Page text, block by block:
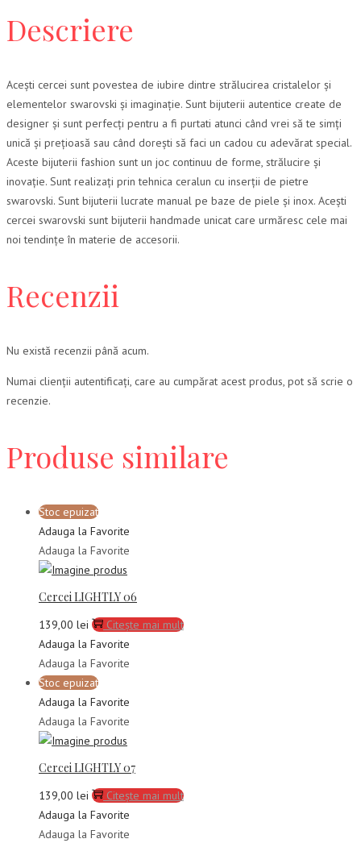
Descriere
Acești cercei sunt povestea de iubire dintre strălucirea cristalelor și
elementelor swarovski și imaginație. Sunt bijuterii autentice create de
designer și sunt perfecți pentru a fi purtati atunci când vrei să te simți
unică și prețioasă sau când dorești să faci un cadou cu adevărat special.
Aceste bijuterii fashion sunt un joc continuu de forme, strălucire și
inovație. Sunt realizați prin tehnica ceralun cu inserții de pietre
swarovski. Sunt bijuterii lucrate manual pe baze de piele și inox. Acești
cercei swarovski sunt bijuterii handmade unicat care urmăresc cele mai
noi tendințe în materie de accesorii.
Recenzii
Nu există recenzii până acum.
Numai clienții autentificați, care au cumpărat acest produs, pot să scrie o
recenzie.
Produse similare
Stoc epuizat
Adauga la Favorite
Adauga la Favorite
Cercei LIGHTLY 06
139,00 lei
Citește mai mult
Adauga la Favorite
Adauga la Favorite
Stoc epuizat
Adauga la Favorite
Adauga la Favorite
Cercei LIGHTLY 07
139,00 lei
Citește mai mult
Adauga la Favorite
Adauga la Favorite